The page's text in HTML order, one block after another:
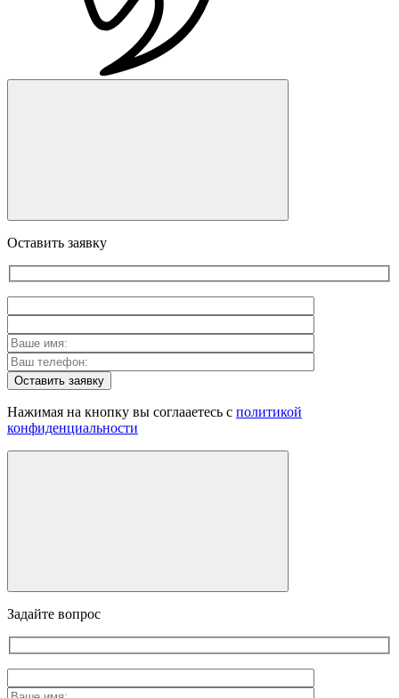
Оставить заявку
Оставить заявку
Нажимая на кнопку вы соглааетесь с политикой
конфиденциальности
Задайте вопрос